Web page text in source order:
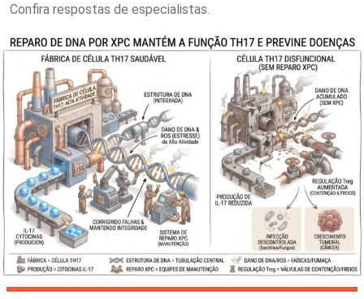
Confira respostas de especialistas.